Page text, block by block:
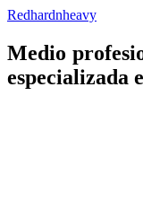
Redhardnheavy
Medio
especializada